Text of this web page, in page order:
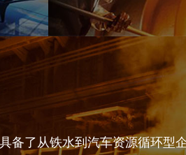
备了从铁水到汽车资源循环型